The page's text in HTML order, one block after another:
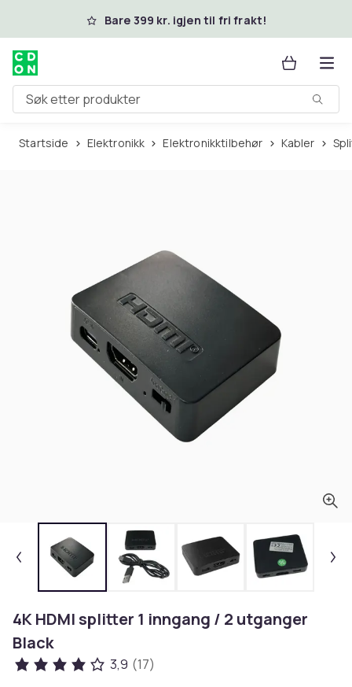
Hopp til hovedinnholdBare 399 kr. igjen til fri frakt!
Søk etter produkter
Startside Elektronikk Elektronikktilbehør Kabler
4K HDMI splitter 1 inngang / 2 utganger
Black
3,9 (17)